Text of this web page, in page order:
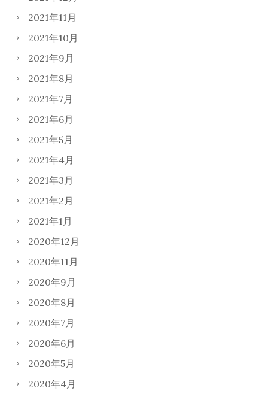
2021年11月
2021年10月
2021年9月
2021年8月
2021年7月
2021年6月
2021年5月
2021年4月
2021年3月
2021年2月
2021年1月
2020年12月
2020年11月
2020年9月
2020年8月
2020年7月
2020年6月
2020年5月
2020年4月